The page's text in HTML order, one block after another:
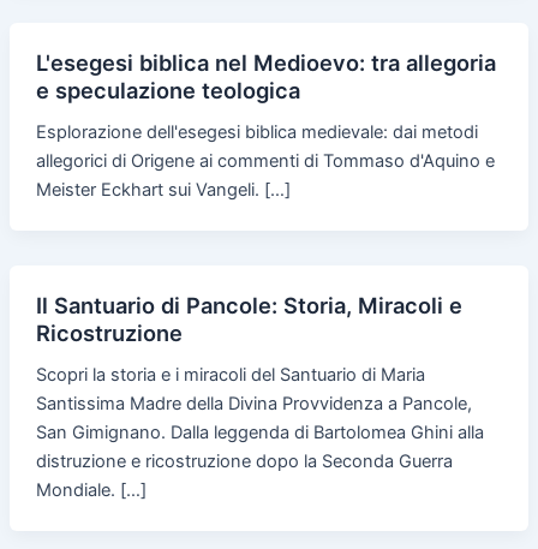
L'esegesi biblica nel Medioevo: tra allegoria
e speculazione teologica
Esplorazione dell'esegesi biblica medievale: dai metodi
allegorici di Origene ai commenti di Tommaso d'Aquino e
Meister Eckhart sui Vangeli. […]
Il Santuario di Pancole: Storia, Miracoli e
Ricostruzione
Scopri la storia e i miracoli del Santuario di Maria
Santissima Madre della Divina Provvidenza a Pancole,
San Gimignano. Dalla leggenda di Bartolomea Ghini alla
distruzione e ricostruzione dopo la Seconda Guerra
Mondiale. […]